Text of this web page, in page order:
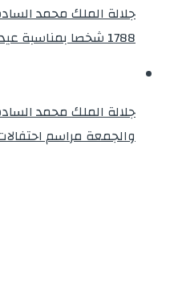
جلالة الملك محمد
1788 شخصا بمناسبة عيد العرش المجيد
جلالة الملك محمد
والجمعة مراسم